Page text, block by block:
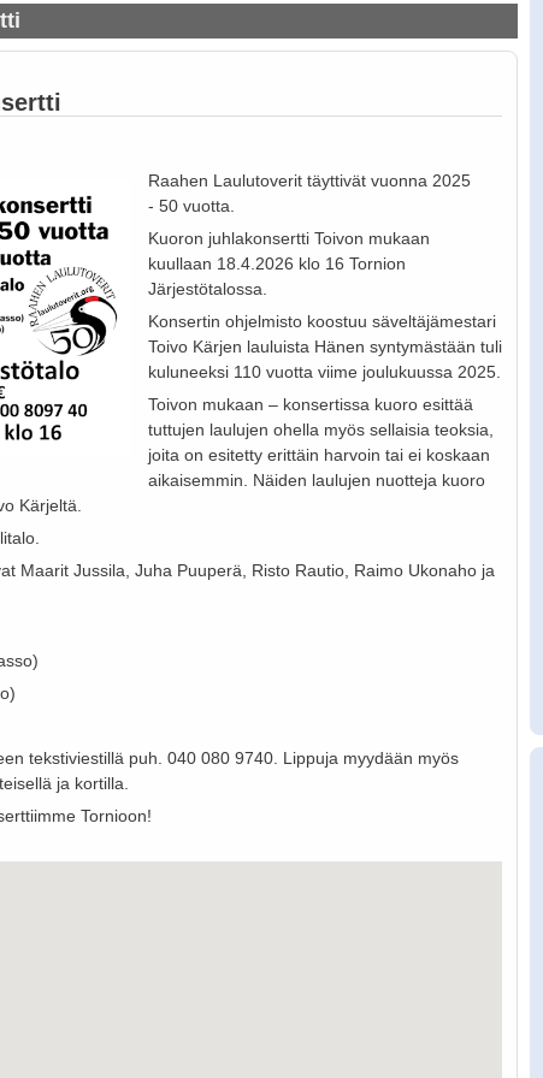
Raahen Laulutoverit täyttivät vuonna 2025
- 50 vuotta.
Kuoron juhlakonsertti Toivon mukaan
kuullaan 18.4.2026 klo 16 Tornion
Järjestötalossa.
Konsertin ohjelmisto koostuu säveltäjämestari
Toivo Kärjen lauluista Hänen syntymästään tuli
kuluneeksi 110 vuotta viime joulukuussa 2025.
Toivon mukaan – konsertissa kuoro esittää
tuttujen laulujen ohella myös sellaisia teoksia,
joita on esitetty erittäin harvoin tai ei koskaan
aikaisemmin. Näiden laulujen nuotteja kuoro
Kärjeltä.
Maarit Jussila, Juha Puuperä, Risto Rautio, Raimo Ukonaho ja
tekstiviestillä puh. 040 080 9740. Lippuja myydään myös
ja kortilla.
Tornioon!